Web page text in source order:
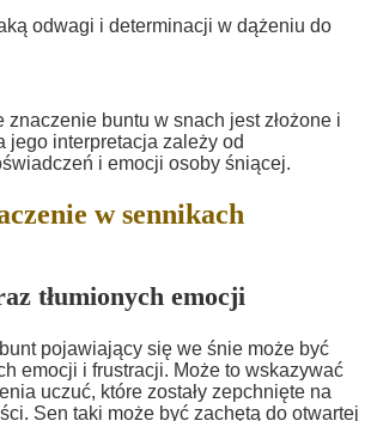
odwagi i determinacji w dążeniu do
znaczenie buntu w snach jest złożone i
jego interpretacja zależy od
i emocji osoby śniącej.
w sennikach
tłumionych emocji
pojawiający się we śnie może być
emocji i frustracji. Może to wskazywać
uczuć, które zostały zepchnięte na
Sen taki może być zachętą do otwartej